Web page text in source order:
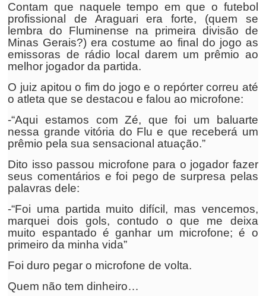
Contam que naquele tempo em que o futebol
profissional de Araguari era forte, (quem se
lembra do Fluminense na primeira divisão de
Minas Gerais?) era costume ao final do jogo as
emissoras de rádio local darem um prêmio ao
melhor jogador da partida.
O juiz apitou o fim do jogo e o repórter correu até
o atleta que se destacou e falou ao microfone:
-“Aqui estamos com Zé, que foi um baluarte
nessa grande vitória do Flu e que receberá um
prêmio pela sua sensacional atuação.”
Dito isso passou microfone para o jogador fazer
seus comentários e foi pego de surpresa pelas
palavras dele:
-“Foi uma partida muito difícil, mas vencemos,
marquei dois gols, contudo o que me deixa
muito espantado é ganhar um microfone; é o
primeiro da minha vida”
Foi duro pegar o microfone de volta.
Quem não tem dinheiro…